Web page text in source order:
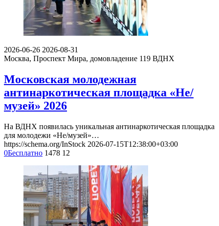
2026-06-26 2026-08-31
Москва, Проспект Мира, домовладение 119 ВДНХ
Московская молодежная
антинаркотическая площадка «Не/
музей» 2026
На ВДНХ появилась уникальная антинаркотическая площадка
для молодежи «Не/музей»…
https://schema.org/InStock 2026-07-15T12:38:00+03:00
0Бесплатно 1478 12